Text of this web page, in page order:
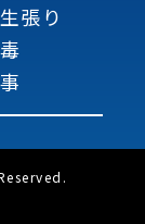
張り